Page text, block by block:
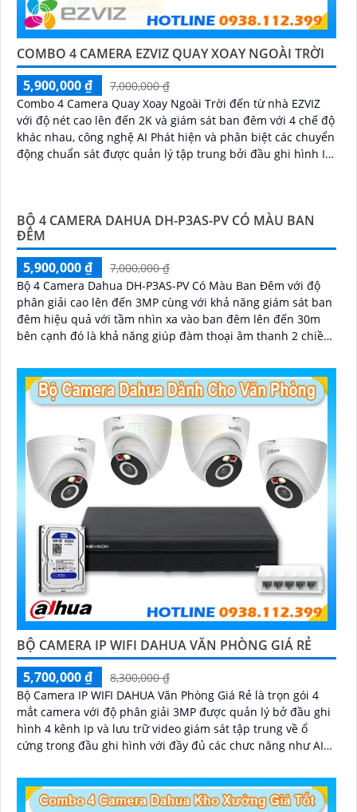
COMBO 4 CAMERA EZVIZ QUAY XOAY NGOÀI TRỜI
5,900,000 ₫
7,000,000 ₫
Combo 4 Camera Quay Xoay Ngoài Trời đến từ nhà EZVIZ
với độ nét cao lên đến 2K và giám sát ban đêm với 4 chế độ
khác nhau, công nghệ AI Phát hiện và phân biệt các chuyển
động chuẩn sát được quản lý tập trung bởi đầu ghi hình IP
BỘ 4 CAMERA DAHUA DH-P3AS-PV CÓ MÀU BAN
ĐÊM
5,900,000 ₫
7,000,000 ₫
Bộ 4 Camera Dahua DH-P3AS-PV Có Màu Ban Đêm với độ
phân giải cao lên đến 3MP cùng với khả năng giám sát ban
đêm hiệu quả với tầm nhìn xa vào ban đêm lên đến 30m
bên cạnh đó là khả năng giúp đàm thoại âm thanh 2 chiều
BỘ CAMERA IP WIFI DAHUA VĂN PHÒNG GIÁ RẺ
5,700,000 ₫
8,300,000 ₫
Bộ Camera IP WIFI DAHUA Văn Phòng Giá Rẻ là trọn gói 4
mắt camera với độ phân giải 3MP được quản lý bở đầu ghi
hình 4 kênh Ip và lưu trữ video giám sát tập trung về ổ
cứng trong đầu ghi hình với đầy đủ các chưc năng như AI
giám sát có màu vào ban đêm